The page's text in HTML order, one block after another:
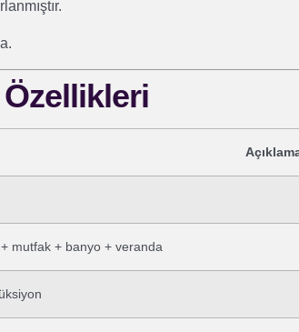
Özellikleri
mutfak + banyo + veranda